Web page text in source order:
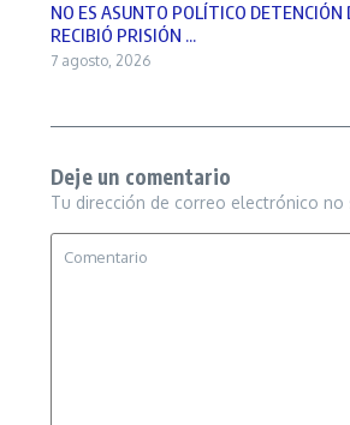
NO ES ASUNTO POLÍTICO DETENCIÓN
RECIBIÓ PRISIÓN ...
7 agosto, 2026
Deje un comentario
Tu dirección de correo electrónico no